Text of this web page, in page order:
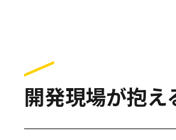
開発現場が抱え